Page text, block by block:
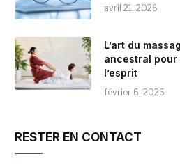
avril 21, 2026
L’art du
ancestral
l’esprit
février 6, 2026
RESTER EN CONTACT